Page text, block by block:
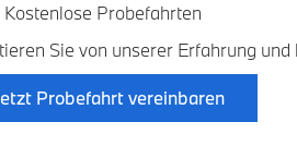
Kostenlose Probefahrten
Sie von unserer Erfahrung
Probefahrt vereinbaren